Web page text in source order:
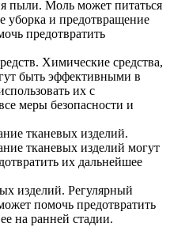
пыли. Моль может питаться
уборка и предотвращение
предотвратить
Химические средства,
быть эффективными в
их с
меры безопасности и
тканевых изделий.
тканевых изделий могут
их дальнейшее
изделий. Регулярный
помочь предотвратить
на ранней стадии.